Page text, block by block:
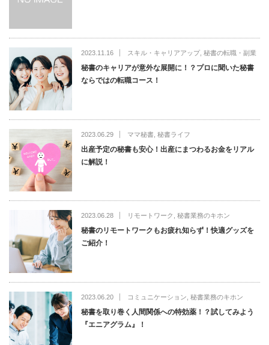
2023.11.16 スキル・キャリアアップ, 秘書の転職・副業
秘書のキャリアが意外な展開に！？プロに聞いた秘書
ならではの転職コース！
2023.06.29 ママ秘書, 秘書ライフ
出産予定の秘書も安心！出産にまつわるお金をリアル
に解説！
2023.06.28 リモートワーク 秘書業務のキホン
秘書のリモートワークもお疲れ知らず！快適グッズを
ご紹介！
2023.06.20 コミュニケーション 秘書業務のキホン
秘書を取り巻く人間関係への特効薬！？試してみよう
『エニアグラム』！